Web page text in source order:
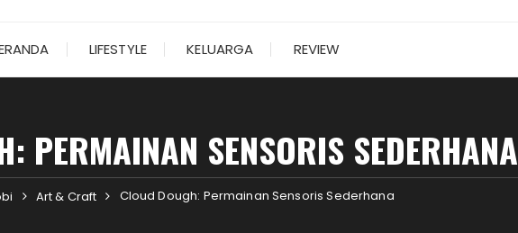
LIFESTYLE KELUARGA REVIEW
PERMAINAN SENSORIS SEDERHANA
Art & Craft Cloud Dough: Permainan Sensoris Sederhana